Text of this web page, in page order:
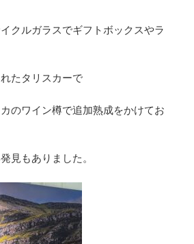
クルガラスでギフトボックスやラ
たタリスカーで
のワイン樽で追加熟成をかけてお
見もありました。